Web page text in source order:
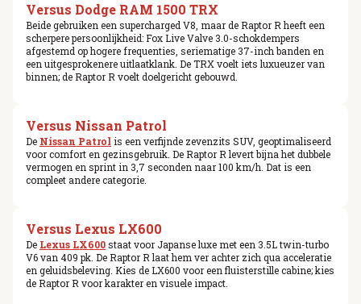
Versus Dodge RAM 1500 TRX
Beide gebruiken een supercharged V8, maar de Raptor R heeft een
scherpere persoonlijkheid: Fox Live Valve 3.0-schokdempers
afgestemd op hogere frequenties, seriematige 37-inch banden en
een uitgesprokenere uitlaatklank. De TRX voelt iets luxueuzer van
binnen; de Raptor R voelt doelgericht gebouwd.
Versus Nissan Patrol
De Nissan Patrol is een verfijnde zevenzits SUV, geoptimaliseerd
voor comfort en gezinsgebruik. De Raptor R levert bijna het dubbele
vermogen en sprint in 3,7 seconden naar 100 km/h. Dat is een
compleet andere categorie.
Versus Lexus LX600
De Lexus LX600staat voor Japanse luxe met een 3.5L twin-turbo
V6 van 409 pk. De Raptor R laat hem ver achter zich qua acceleratie
en geluidsbeleving. Kies de LX600 voor een fluisterstille cabine; kies
de Raptor R voor karakter en visuele impact.